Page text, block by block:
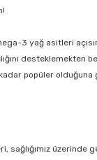
3 yağ asitleri
popüler olduğuna